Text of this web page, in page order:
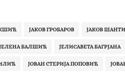
ЈАКОВ ГРОБАРОВ ЈАКОВ
БАЛШИЋ ЈЕЛИСАВЕТА БАГРЈАНА
ЈОВАН СТЕРИЈА ПОПОВИЋ